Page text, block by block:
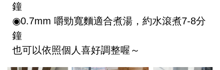
鐘
◉0.7mm 嚼勁寬麵適合煮湯，約水滾煮7-8分
鐘
也可以依照個人喜好調整喔～